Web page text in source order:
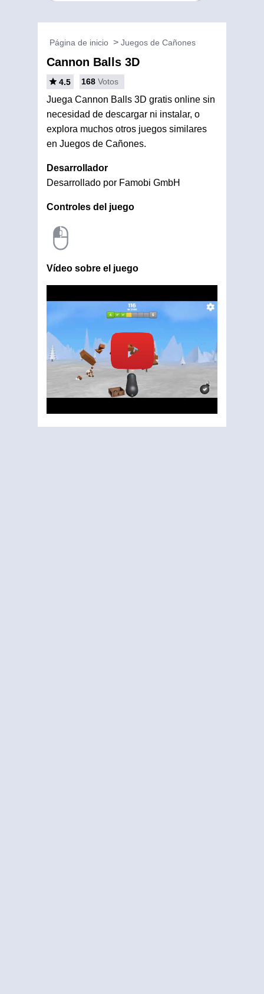
Página de inicio Juegos de Cañones
Cannon Balls 3D
4.5 168 Votos
Juega Cannon Balls 3D gratis online sin
necesidad de descargar ni instalar, o
explora muchos otros juegos similares
en Juegos de Cañones.
Desarrollador
Desarrollado por Famobi GmbH
Controles del juego
Vídeo sobre el juego